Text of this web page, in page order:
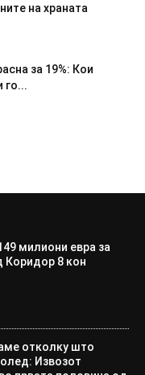
на храната
за 19%: Кои
го...
милиони евра за
Коридор 8 кон
отколку што
Извозот